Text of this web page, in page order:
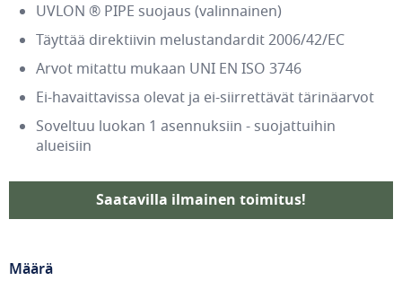
UVLON ® PIPE suojaus (valinnainen)
Täyttää direktiivin melustandardit 2006/42/EC
Arvot mitattu mukaan UNI EN ISO 3746
Ei-havaittavissa olevat ja ei-siirrettävät tärinäarvot
Soveltuu luokan 1 asennuksiin - suojattuihin
alueisiin
Saatavilla ilmainen toimitus!
Määrä